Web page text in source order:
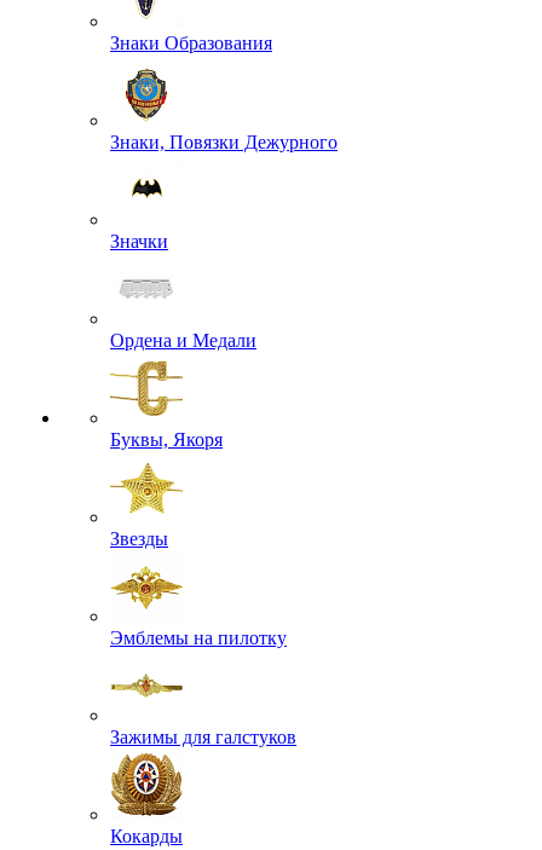
Знаки Образования
Знаки, Повязки Дежурного
Значки
Ордена и Медали
Буквы, Якоря
Звезды
Эмблемы на пилотку
Зажимы для галстуков
Кокарды